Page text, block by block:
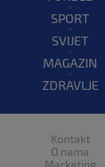
SPORT
SVIJET
MAGAZIN
ZDRAVLJE
Kontakt
O nama
Marketing